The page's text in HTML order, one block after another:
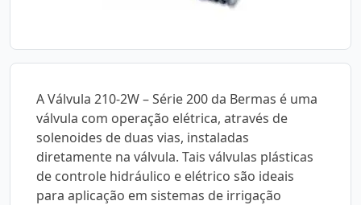
A Válvula 210-2W – Série 200 da Bermas é uma
válvula com operação elétrica, através de
solenoides de duas vias, instaladas
diretamente na válvula. Tais válvulas plásticas
de controle hidráulico e elétrico são ideais
para aplicação em sistemas de irrigação